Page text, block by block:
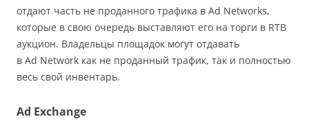
отдают часть не проданного трафика в Ad Networks,
которые в свою очередь выставляют его на торги в RTB
аукцион. Владельцы площадок могут отдавать
в Ad Network как не проданный трафик, так и полностью
весь свой инвентарь.
Ad Exchange